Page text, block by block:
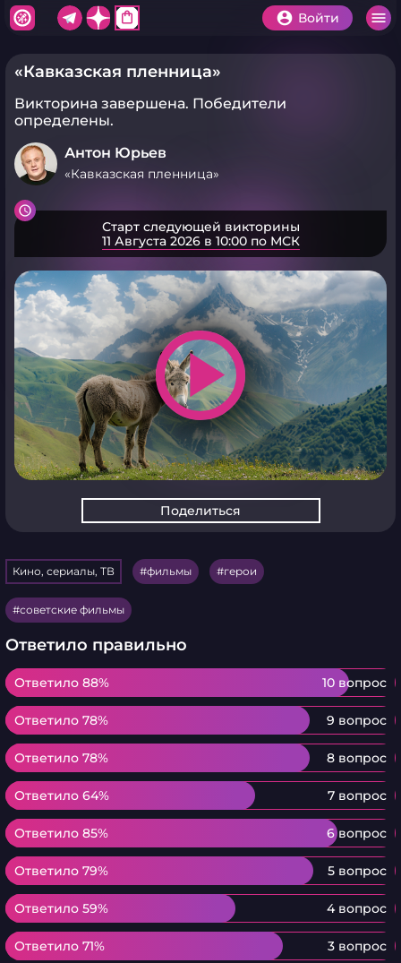
shopping_bag Войти
«Кавказская пленница»
Викторина завершена. Победители
определены.
Антон Юрьев
«Кавказская пленница»
Старт следующей викторины
11 Августа 2026 в 10:00 по МСК
play_arrow
Поделиться
Кино, сериалы, ТВ фильмы герои
советские фильмы
Ответило правильно
Ответило 88% 10 вопрос
Ответило 88%
Ответило 78% 9 вопрос
Ответило 78%
Ответило 78% 8 вопрос
Ответило 78%
Ответило 64% 7 вопрос
Ответило 64%
Ответило 85% 6 вопрос
Ответило 85%
Ответило 79% 5 вопрос
Ответило 79%
Ответило 59% 4 вопрос
Ответило 59%
Ответило 71% 3 вопрос
Ответило 71%